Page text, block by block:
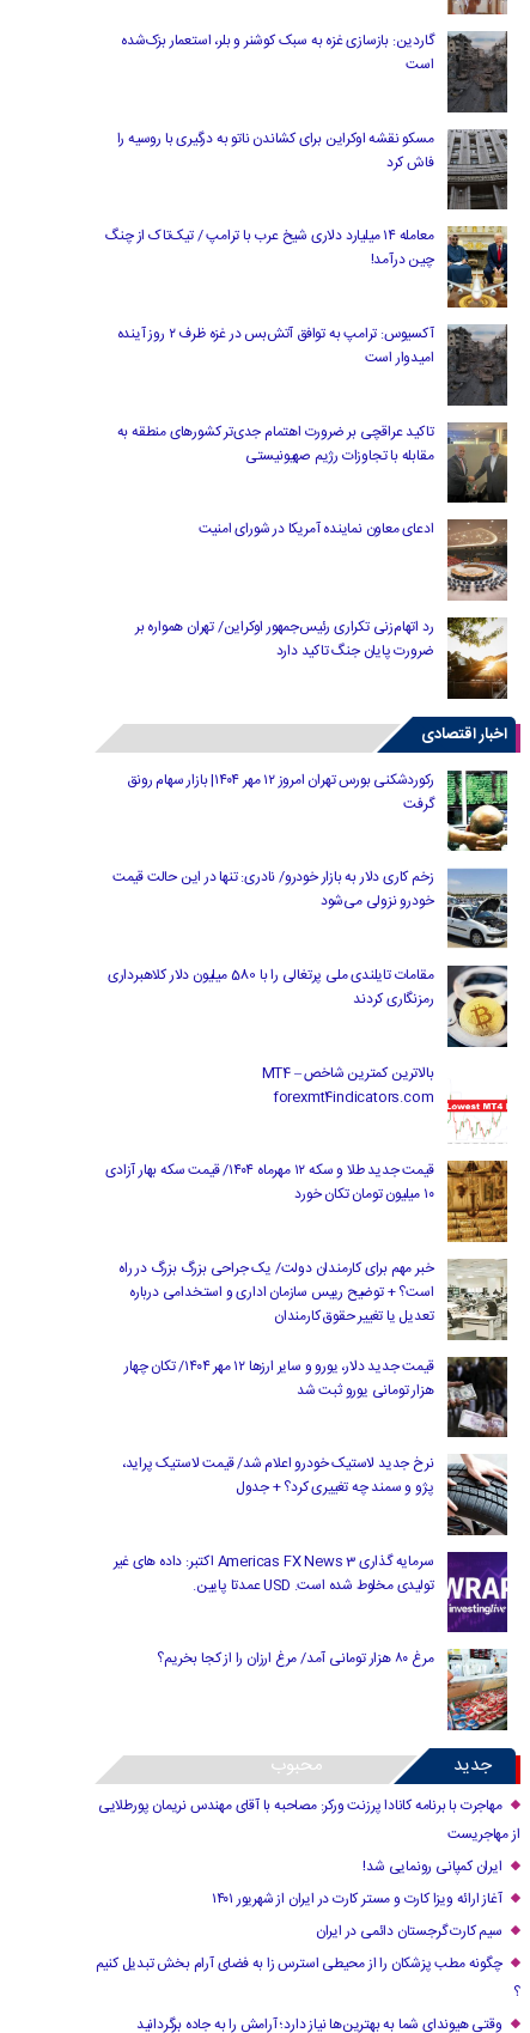
گاردین: بازسازی غزه به سبک کوشنر و بلر، استعمار بزک‌شده
است
مسکو نقشه اوکراین برای کشاندن ناتو به درگیری با روسیه را
فاش کرد
معامله ۱۴ میلیارد دلاری شیخ عرب با ترامپ / تیک‌تاک از چنگ
چین درآمد!
آکسیوس: ترامپ به توافق آتش‌بس در غزه ظرف ۲ روز آینده
امیدوار است
تاکید عراقچی بر ضرورت اهتمام جدی‌تر کشورهای منطقه به
مقابله با تجاوزات رژیم صهیونیستی
ادعای معاون نماینده آمریکا در شورای امنیت
رد اتهام‌زنی تکراری رئیس‌جمهور اوکراین/ تهران همواره بر
ضرورت پایان جنگ تاکید دارد
اخبار اقتصادی
رکوردشکنی بورس تهران امروز ۱۲ مهر ۱۴۰۴| بازار سهام رونق
گرفت
زخم کاری دلار به بازار خودرو/ نادری: تنها در این حالت قیمت
خودرو نزولی می‌شود
مقامات تایلندی ملی پرتغالی را با 580 میلیون دلار کلاهبرداری
رمزنگاری کردند
بالاترین کمترین شاخص MT4 –
forexmt4indicators.com
قیمت جدید طلا و سکه ۱۲ مهرماه ۱۴۰۴/ قیمت سکه بهار آزادی
۱۰ میلیون تومان تکان خورد
خبر مهم برای کارمندان دولت/ یک جراحی بزرگ بزرگ در راه
است؟ + توضیح رییس سازمان اداری و استخدامی درباره
تعدیل یا تغییر حقوق کارمندان
قیمت جدید دلار، یورو و سایر ارزها ۱۲ مهر ۱۴۰۴/ تکان چهار
هزار تومانی یورو ثبت شد
نرخ جدید لاستیک خودرو اعلام شد/ قیمت لاستیک پراید،
پژو و سمند چه تغییری کرد؟ + جدول
سرمایه گذاری Americas FX News 3 اکتبر: داده های غیر
تولیدی مخلوط شده است. USD عمدتا پایین.
مرغ ۸۰ هزار تومانی آمد/ مرغ ارزان را از کجا بخریم؟
جدید محبوب
مهاجرت با برنامه کانادا پرزنت ورکر: مصاحبه با آقای مهندس نریمان پورطلایی
از مهاجریست
ایران کمپانی رونمایی شد!
آغاز ارائه ویزا کارت و مستر کارت در ایران از شهریور ۱۴۰۱
سیم کارت گرجستان دائمی در ایران
چگونه مطب پزشکان را از محیطی استرس زا به فضای آرام بخش تبدیل کنیم
؟
وقتی هیوندای شما به بهترین‌ها نیاز دارد؛ آرامش را به جاده برگردانید